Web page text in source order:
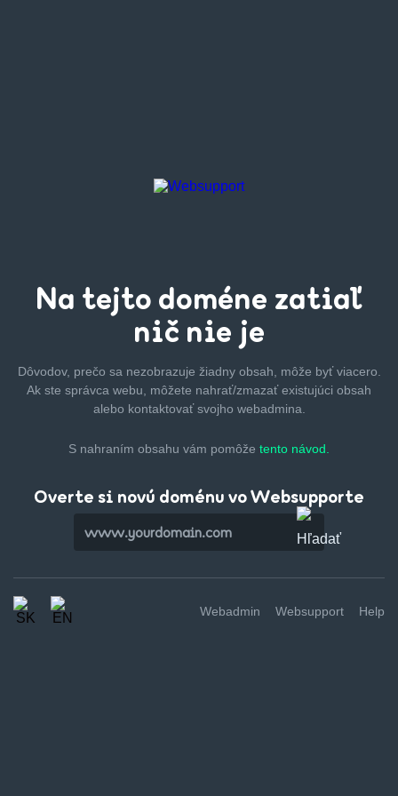
Na tejto doméne zatiaľ
nič nie je
Dôvodov, prečo sa nezobrazuje žiadny obsah, môže byťviacero.
Ak ste správca webu, môžete nahrať/zmazaťexistujúci obsah
alebo kontaktovať svojho webadmina.
S nahraním obsahu vám pomôže tento návod.
Overte si novú doménu vo Websupporte
Webadmin Websupport Help